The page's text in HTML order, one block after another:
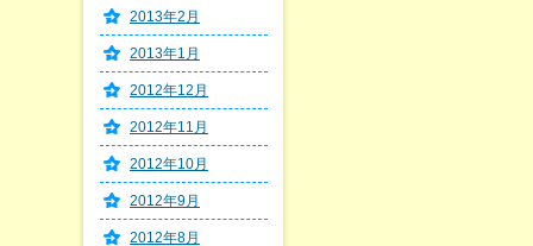
2013年2月
2013年1月
2012年12月
2012年11月
2012年10月
2012年9月
2012年8月